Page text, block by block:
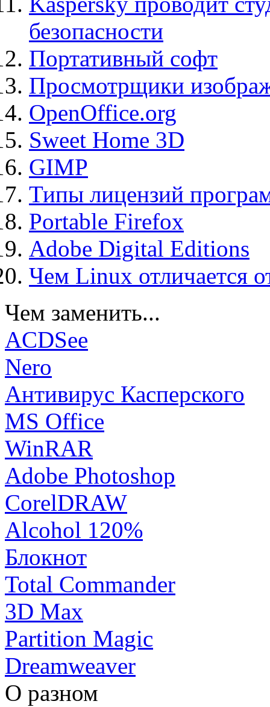
безопасности
Портативный софт
Просмотрщики
OpenOffice.org
Sweet Home 3D
GIMP
Типы лицензий
Portable Firefox
Adobe Digital Editions
Чем Linux отличается
Чем заменить...
ACDSee
Nero
Антивирус Касперского
MS Office
WinRAR
Adobe Photoshop
CorelDRAW
Alcohol 120%
Блокнот
Total Commander
3D Max
Partition Magic
Dreamweaver
О разном